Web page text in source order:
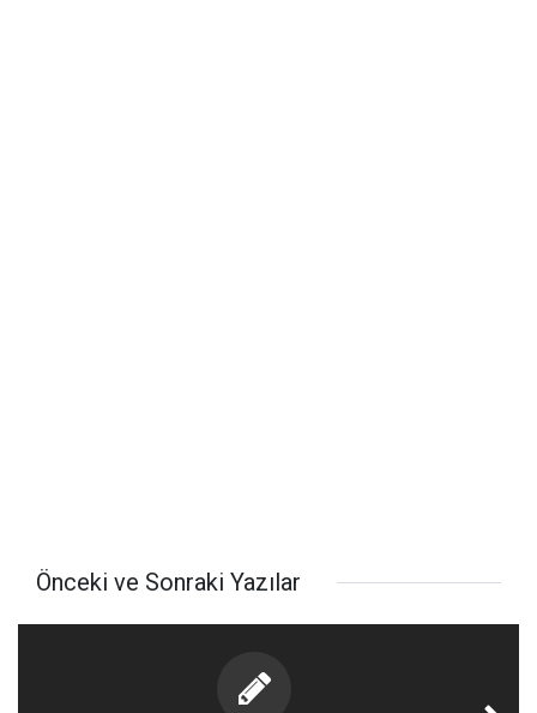
Önceki ve Sonraki Yazılar